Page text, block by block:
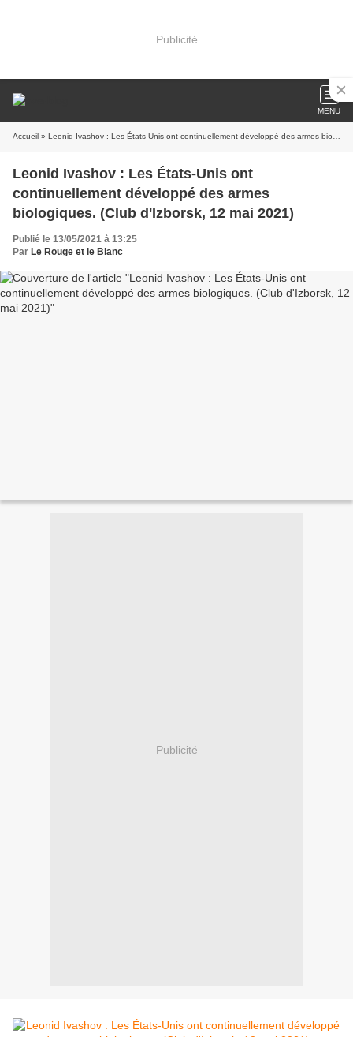
Publicité
MENU
Accueil » Leonid Ivashov : Les États-Unis ont continuellement développé des armes biologiques. (Club d'Izborsk, 12 mai 2021)
Leonid Ivashov : Les États-Unis ont
continuellement développé des armes
biologiques. (Club d'Izborsk, 12 mai 2021)
Publié le 13/05/2021 à 13:25
Par Le Rouge et le Blanc
Publicité